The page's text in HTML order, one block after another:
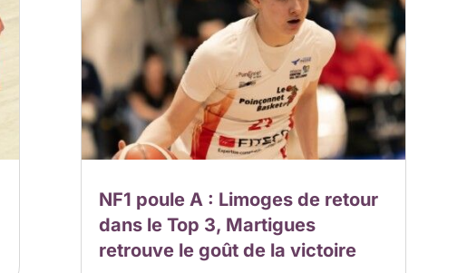
NF1 poule A : Limoges de retour
dans le Top 3, Martigues
retrouve le goût de la victoire